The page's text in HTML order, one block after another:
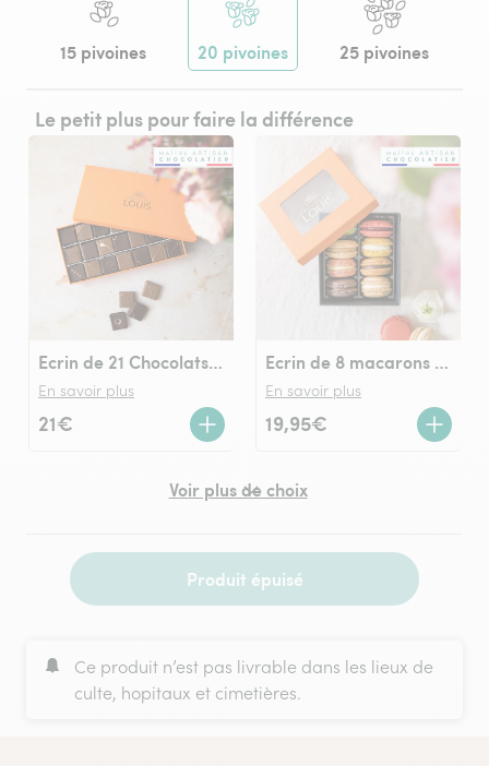
15 pivoines 20 pivoines 25 pivoines
Le petit plus pour faire la différence
Ecrin de 21 Chocolats LOUIS noir et lait
En savoir plus
21€
Ecrin de 8 macarons Chocolats LOUIS
En savoir plus
19,95€
Voir plus de choix
Produit épuisé
Ce produit n’est pas livrable dans les lieux de
culte, hopitaux et cimetières.